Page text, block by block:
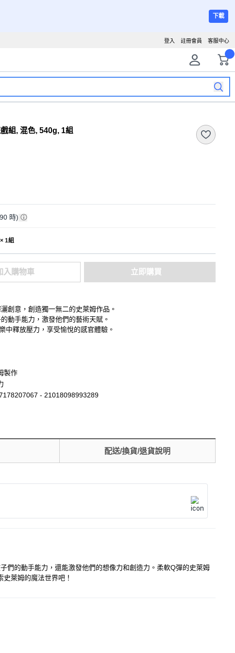
下載
客服中心
註冊會員
登入
組, 混色, 540g, 1組
時)
1組
入購物車 立即購買
創意，創造獨一無二的史萊姆作品。
動手能力，激發他們的藝術天賦。
中釋放壓力，享受愉悅的感官體驗。
製作
- 21018098993289
配送/換貨/退貨說明
們的動手能力，還能激發他們的想像力和創造力。柔軟Q彈的史萊姆
萊姆的魔法世界吧！